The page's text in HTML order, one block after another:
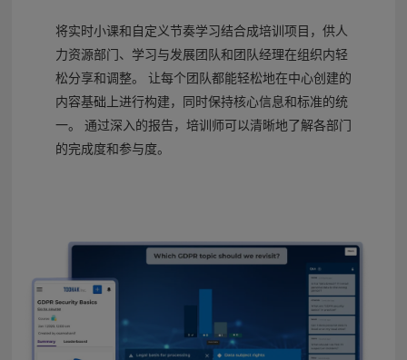
将实时小课和自定义节奏学习结合成培训项目，供人
力资源部门、学习与发展团队和团队经理在组织内轻
松分享和调整。 让每个团队都能轻松地在中心创建的
内容基础上进行构建，同时保持核心信息和标准的统
一。 通过深入的报告，培训师可以清晰地了解各部门
的完成度和参与度。